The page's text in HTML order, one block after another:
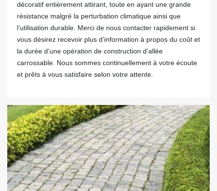
décoratif entièrement attirant, toute en ayant une grande
résistance malgré la perturbation climatique ainsi que
l’utilisation durable. Merci de nous contacter rapidement si
vous désirez recevoir plus d’information à propos du coût et
la durée d’une opération de construction d’allée
carrossable. Nous sommes continuellement à votre écoute
et prêts à vous satisfaire selon votre attente.